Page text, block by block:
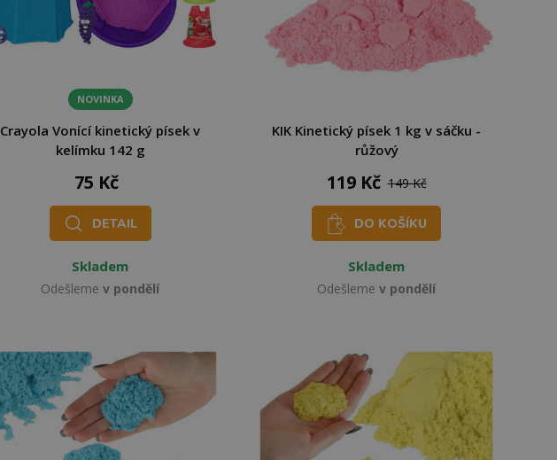
NOVINKA
Crayola Vonící kinetický písek v
kelímku 142 g
75 Kč
DETAIL
Skladem
Odešleme v pondělí
KIK Kinetický písek 1 kg v sáčku -
růžový
119 Kč 149 Kč
DO KOŠÍKU
Skladem
Odešleme v pondělí